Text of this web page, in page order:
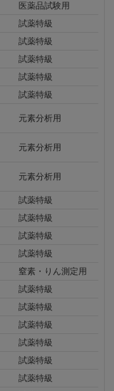
医薬品試験用
試薬特級
試薬特級
試薬特級
試薬特級
試薬特級
元素分析用
元素分析用
元素分析用
試薬特級
試薬特級
試薬特級
試薬特級
窒素・りん測定用
試薬特級
試薬特級
試薬特級
試薬特級
試薬特級
試薬特級